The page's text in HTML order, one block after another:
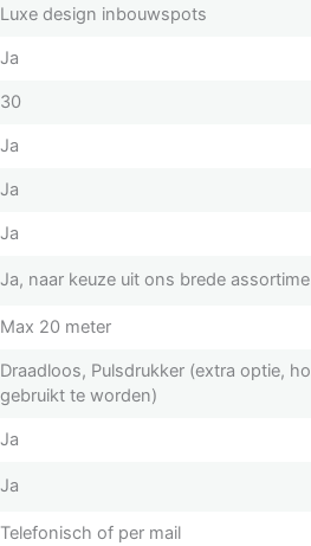
Luxe design inbouwspots
Ja
30
Ja
Ja
Ja
Ja, naar keuze uit ons brede
Max 20 meter
Draadloos, Pulsdrukker (extra optie,
gebruikt te worden)
Ja
Ja
Telefonisch of per mail